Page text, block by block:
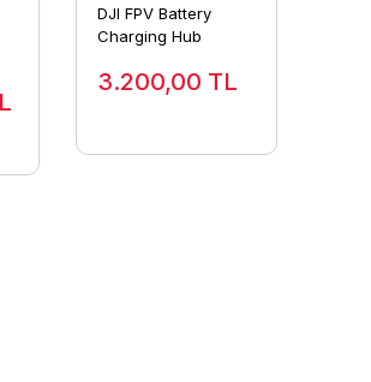
DJI FPV Battery
Charging Hub
3.200,00 TL